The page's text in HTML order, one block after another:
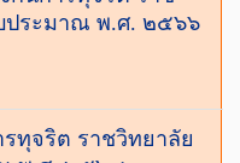
ประมาณ พ.ศ. ๒๕๖๖
ทุจริต ราชวิทยาลัย